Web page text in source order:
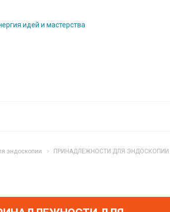
идей и мастерства
эндоскопии ПРИНАДЛЕЖНОСТИ ДЛЯ ЭНДОСКОПИИ